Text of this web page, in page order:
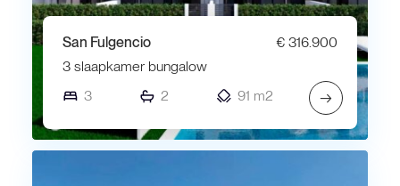
San Fulgencio
€ 316.900
3 slaapkamer bungalow
3
2 91 m2 →